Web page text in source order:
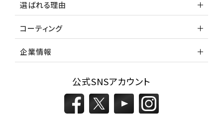
選ばれる理由
コーティング
企業情報
公式SNSアカウント